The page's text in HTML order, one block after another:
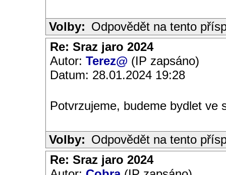
Volby: Odpovědět na tento
Re: Sraz jaro 2024
Autor: Terez@ (IP zapsáno)
Datum: 28.01.2024 19:28
Potvrzujeme, budeme bydlet ve
Volby: Odpovědět na tento
Re: Sraz jaro 2024